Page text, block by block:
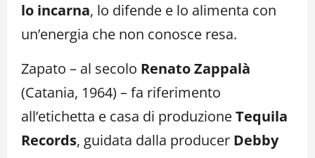
lo incarna, lo difende e lo alimenta con
un’energia che non conosce resa.
Zapato – al secolo Renato Zappalà
(Catania, 1964) – fa riferimento
all’etichetta e casa di produzioneTequila
Records, guidata dalla producer Debby